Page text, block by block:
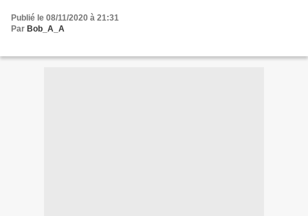
Publié le 08/11/2020 à 21:31
Par Bob_A_A